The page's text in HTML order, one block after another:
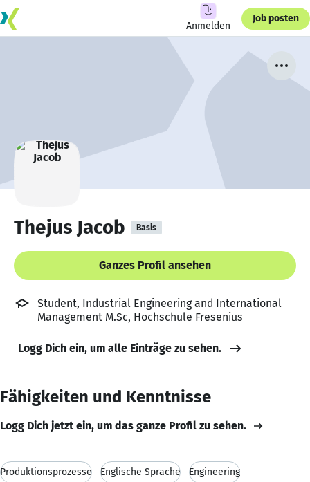
Anmelden
Job posten
Thejus Jacob Basis
Ganzes Profil ansehen
Student, Industrial Engineering and International
Management M.Sc, Hochschule Fresenius
Logg Dich ein, um alle Einträge zu sehen.
Fähigkeiten und Kenntnisse
Logg Dich jetzt ein, um das ganze Profil zu sehen.
Produktionsprozesse Englische Sprache Engineering